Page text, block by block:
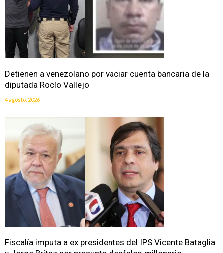
Detienen a venezolano por vaciar cuenta bancaria de la
diputada Rocío Vallejo
4 agosto, 2026
Fiscalía imputa a ex presidentes del IPS Vicente Bataglia